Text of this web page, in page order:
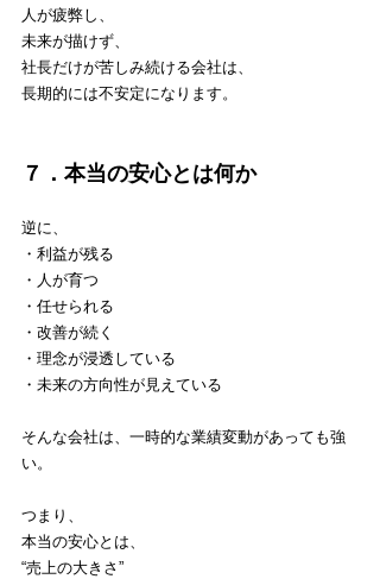
人が疲弊し、
未来が描けず、
社長だけが苦しみ続ける会社は、
長期的には不安定になります。
７．本当の安心とは何か
逆に、
・利益が残る
・人が育つ
・任せられる
・改善が続く
・理念が浸透している
・未来の方向性が見えている
そんな会社は、一時的な業績変動があっても強
い。
つまり、
本当の安心とは、
“売上の大きさ”